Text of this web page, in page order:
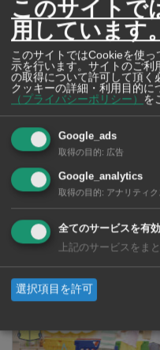
このサイトで
用しています。
このサイトではCookieを使
示を行います。サイトのご利
の取得について許可して頂く
クッキーの詳細・利用目的に
（プライバシーポリシー）
を
Google_ads
取得の目的: 広告
Google_analytics
取得の目的: アナリティク
全てのサービスを有
上記のサービスをま
選択項目を許可